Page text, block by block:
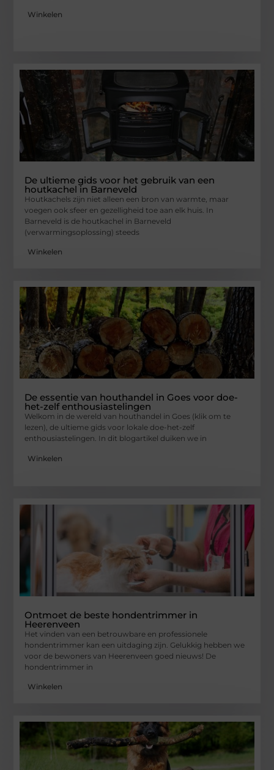
Winkelen
De ultieme gids voor het gebruik van een
houtkachel in Barneveld
Houtkachels zijn niet alleen een bron van warmte, maar
voegen ook sfeer en gezelligheid toe aan elk huis. In
Barneveld is de houtkachel in Barneveld
(verwarmingsoplossing) steeds
Winkelen
De essentie van houthandel in Goes voor doe-
het-zelf enthousiastelingen
Welkom in de wereld van houthandel in Goes (klik om te
lezen), de ultieme gids voor lokale doe-het-zelf
enthousiastelingen. In dit blogartikel duiken we in
Winkelen
Ontmoet de beste hondentrimmer in
Heerenveen
Het vinden van een betrouwbare en professionele
hondentrimmer kan een uitdaging zijn. Gelukkig hebben we
voor de bewoners van Heerenveen goed nieuws! De
hondentrimmer in
Winkelen